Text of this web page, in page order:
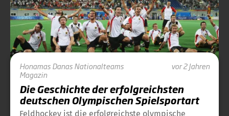
HonamasDanasNationalteams
Magazin
vor 2 Jahren
Die Geschichte der erfolgreichsten
deutschen Olympischen Spielsportart
Feldhockey ist die erfolgreichste olympische